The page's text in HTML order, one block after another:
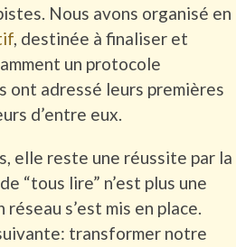
Nous avons organisé en
, destinée à finaliser et
un protocole
ont adressé leurs premières
d’entre eux.
elle reste une réussite par la
“tous lire” n’est plus une
s’est mis en place.
transformer notre